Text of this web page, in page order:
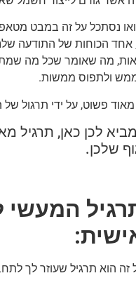
נסתכל על זה במבט
אחד הכוחות של התודעה
מה שאומר שכל מה
ולתפוס ממשות.
פשוט, על ידי תרגול של
לכן כאן, תרגיל
שלכן.
המעשי
זה הוא תרגיל שעוזר לך